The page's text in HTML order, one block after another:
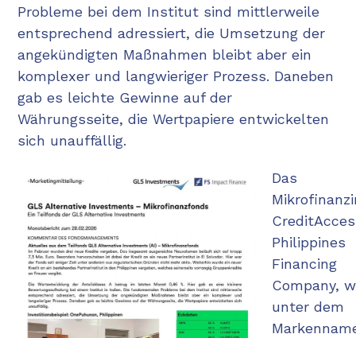
Probleme bei dem Institut sind mittlerweile
entsprechend adressiert, die Umsetzung der
angekündigten Maßnahmen bleibt aber ein
komplexer und langwieriger Prozess. Daneben
gab es leichte Gewinne auf der
Währungsseite, die Wertpapiere entwickelten
sich unauffällig.​
Das
Philippines
Financing
Company,
unter dem